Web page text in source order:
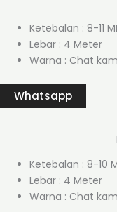
Ketebalan : 8-11
Lebar : 4 Meter
Warna : Chat
Whatsapp
Ketebalan : 8-10
Lebar : 4 Meter
Warna : Chat